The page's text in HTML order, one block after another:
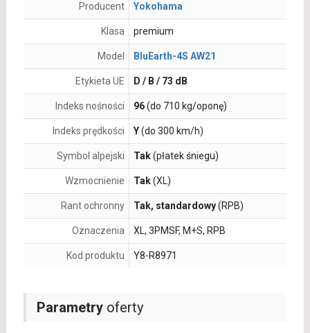
Parametryoferty
Producent Yokohama
Klasa premium
Model BluEarth-4S AW21
Etykieta UE D / B / 73 dB
Indeks nośności 96(do 710 kg/oponę)
Indeks prędkości Y(do 300 km/h)
Symbol alpejski Tak(płatek śniegu)
Wzmocnienie Tak(XL)
Rant ochronny Tak, standardowy(RPB)
Oznaczenia XL, 3PMSF, M+S, RPB
Kod produktu Y8-R8971